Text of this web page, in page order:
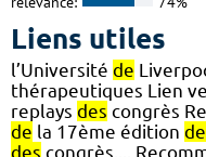
Liens utiles
l’Université de
thérapeutiques Lien
replays des congrès
de la 17ème édition
des congrès,...